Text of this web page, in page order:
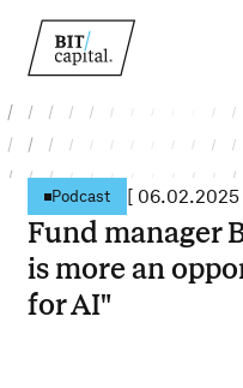
Podcast [ 06.02.2025
Fund manager
is more an
for AI"